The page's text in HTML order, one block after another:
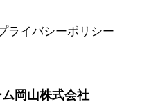
ライバシーポリシー
岡山株式会社